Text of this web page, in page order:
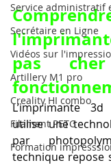
Service administratif
Secrétaire en Ligne
Vidéos sur
Artillery M1 pro
Creality HI combo
Filament PETG
Formation
pas
L’imprimante
utilise une
par
technique repose